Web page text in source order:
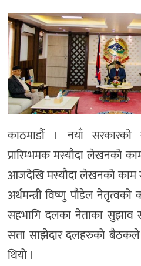
मनोरञ्जन
खेल
प्रविधि
भिडियो
काठमाडौं । नयाँ सरकारको
प्रारिम्भमक मस्यौदा लेखनको
आजदेखि मस्यौदा लेखनको काम
अर्थमन्त्री विष्णु पौडेल
सहभागि दलका नेताका सुझाव
सत्ता साझेदार दलहरुको
थियो ।